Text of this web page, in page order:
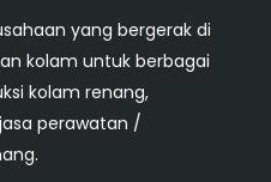
yang bergerak di
kolam untuk berbagai
kolam renang,
perawatan /